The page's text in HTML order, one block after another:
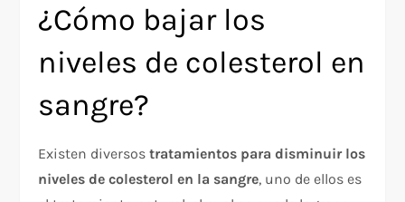
¿Cómo bajar los
niveles de colesterol en
sangre?
Existen diversostratamientos para disminuir los
niveles de colesterol en la sangre, uno de ellos es